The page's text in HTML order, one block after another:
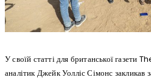
У своїй статті для британської газети
аналітик Джейк Уолліс Сімонс закликав